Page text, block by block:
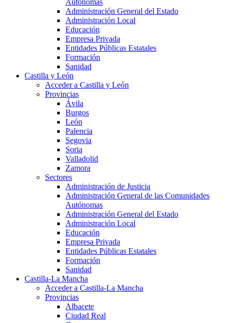
Autónomas
Administración General del Estado
Administración Local
Educación
Empresa Privada
Entidades Públicas Estatales
Formación
Sanidad
Castilla y León
Acceder a Castilla y León
Provincias
Ávila
Burgos
León
Palencia
Segovia
Soria
Valladolid
Zamora
Sectores
Administración de Justicia
Administración General de las Comunidades
Autónomas
Administración General del Estado
Administración Local
Educación
Empresa Privada
Entidades Públicas Estatales
Formación
Sanidad
Castilla-La Mancha
Acceder a Castilla-La Mancha
Provincias
Albacete
Ciudad Real